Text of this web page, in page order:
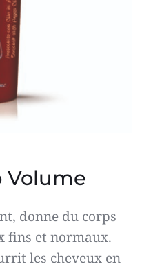
Volume
donne du corps
fins et normaux.
les cheveux en